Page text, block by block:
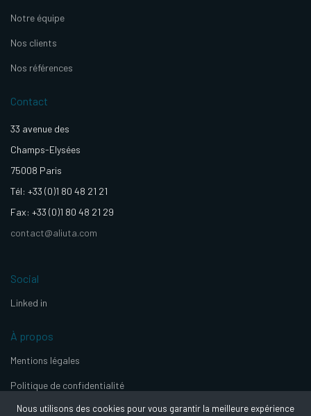
Notre équipe
Nos clients
Nos références
Contact
33 avenue des
Champs-Elysées
75008 Paris
Tél: +33 (0)1 80 48 21 21
Fax: +33 (0)1 80 48 21 29
contact@aliuta.com
Social
Linked in
À propos
Mentions légales
Politique de confidentialité
Nous utilisons des cookies pour vous garantir la meilleure expérience